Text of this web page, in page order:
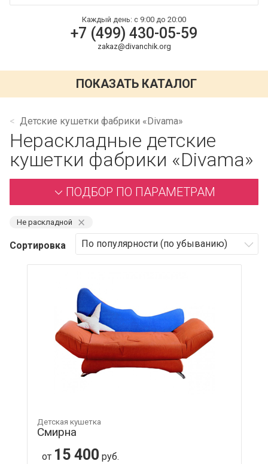
Каждый день: с 9:00 до 20:00
+7 (499) 430-05-59
zakaz@divanchik.org
ПОКАЗАТЬ КАТАЛОГ
Детские кушетки фабрики «Divama»
Нераскладные детские
кушетки фабрики «Divama»
ПОДБОР ПО ПАРАМЕТРАМ
Не раскладной ⨯
Сортировка
Детская кушетка
Смирна
от 15 400 руб.